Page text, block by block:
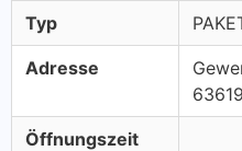
Typ
Adresse
Öffnungszeit